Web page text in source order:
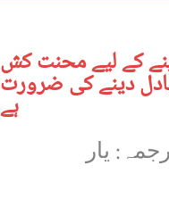
کے لیے محنت کش
دینے کی ضرورت
ہے
یار